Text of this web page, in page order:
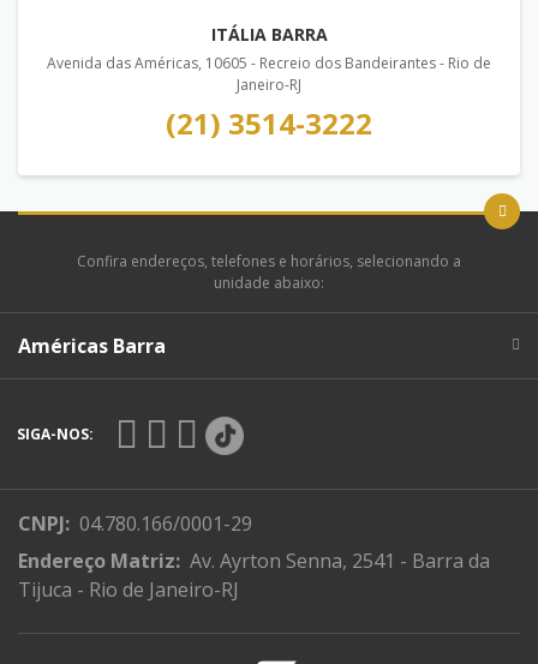
ITÁLIA BARRA
Avenida das Américas, 10605 - Recreio dos Bandeirantes - Rio de
Janeiro-RJ
(21) 3514-3222
Confira endereços, telefones e horários, selecionando a
unidade abaixo:
Américas Barra
SIGA-NOS:
CNPJ: 04.780.166/0001-29
Endereço Matriz: Av. Ayrton Senna, 2541 - Barra da
Tijuca - Rio de Janeiro-RJ